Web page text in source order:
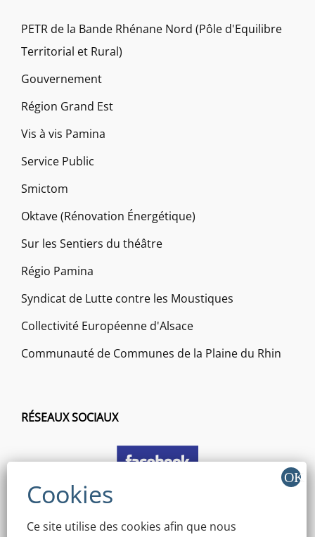
PETR de la Bande Rhénane Nord (Pôle d'Equilibre
Territorial et Rural)
Gouvernement
Région Grand Est
Vis à vis Pamina
Service Public
Smictom
Oktave (Rénovation Énergétique)
Sur les Sentiers du théâtre
Régio Pamina
Syndicat de Lutte contre les Moustiques
Collectivité Européenne d'Alsace
Communauté de Communes de la Plaine du Rhin
RÉSEAUX SOCIAUX
Ce site utilise des cookies afin que nous